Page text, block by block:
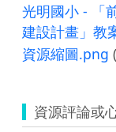
光明國小 - 「
建設計畫」教
資源縮圖.png
資源評論或